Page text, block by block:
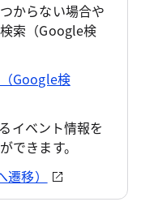
からない場合や
索（Google検
Google検
イベント情報を
できます。
移）